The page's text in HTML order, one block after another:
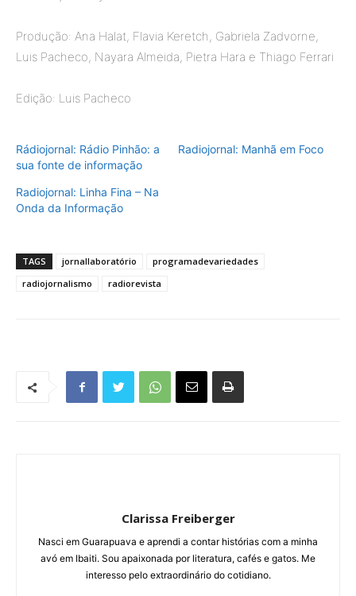
Produção: Ana Halat, Flavia Keretch, Gabriela Zadvorne,
Luis Pacheco, Nayara Almeida, Pietra Hara e Thiago Ferrari
Edição: Luis Pacheco
Rádiojornal: Rádio Pinhão: a
sua fonte de informação
Radiojornal: Manhã em Foco
Radiojornal: Linha Fina – Na
Onda da Informação
TAGS jornallaboratório
programadevariedades
radiojornalismo
radiorevista
Clarissa Freiberger
Nasci em Guarapuava e aprendi a contar histórias com a minha
avó em Ibaiti. Sou apaixonada por literatura, cafés e gatos. Me
interesso pelo extraordinário do cotidiano.